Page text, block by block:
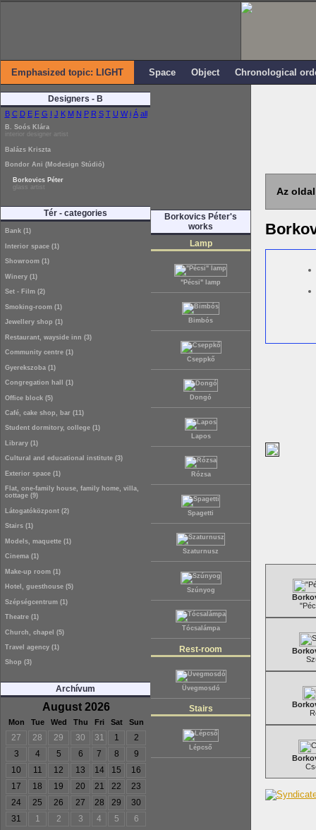
Emphasized topic: LIGHT Space Object Chronological
Designers - B
B C D E F G I J K M N P R S T U W i Á all
B. Soós Klára
interior designer artist
Balázs Kriszta
Bondor Ani (Modesign Stúdió)
Borkovics Péter
glass artist
Tér - categories
Bank (1)
Interior space (1)
Showroom (1)
Winery (1)
Set - Film (2)
Smoking-room (1)
Jewellery shop (1)
Restaurant, wayside inn (3)
Community centre (1)
Gyerekszoba (1)
Congregation hall (1)
Office block (5)
Café, cake shop, bar (11)
Student dormitory, college (1)
Library (1)
Cultural and educational institute (3)
Exterior space (1)
Flat, one-family house, family home, villa,
cottage (9)
Látogatóközpont (2)
Stairs (1)
Models, maquette (1)
Cinema (1)
Make-up room (1)
Hotel, guesthouse (5)
Szépségcentrum (1)
Theatre (1)
Church, chapel (5)
Travel agency (1)
Shop (3)
Archívum
August 2026
Mon Tue Wed Thu Fri Sat Sun
27 28 29 30 31 1
2
3
4 5 6 7 8
9
10
11 12 13 14 15
16
17
18 19 20 21 22
23
24
25 26 27 28 29
30
31
1 2 3 4 5 6
Borkovics Péter's
works
Lamp
"Pécsi" lamp
Bimbós
Cseppkő
Dongó
Lapos
Rózsa
Spagetti
Szaturnusz
Szúnyog
Tócsalámpa
Rest-room
Üvegmosdó
Stairs
Lépcső
Az